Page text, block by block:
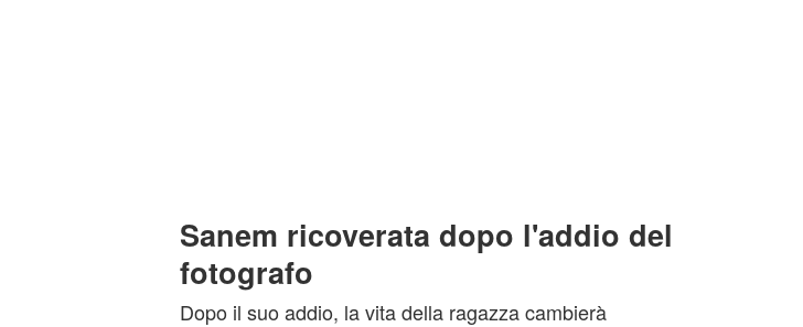
Sanem ricoverata dopo l'addio del
fotografo
Dopo il suo addio, la vita della ragazza cambierà